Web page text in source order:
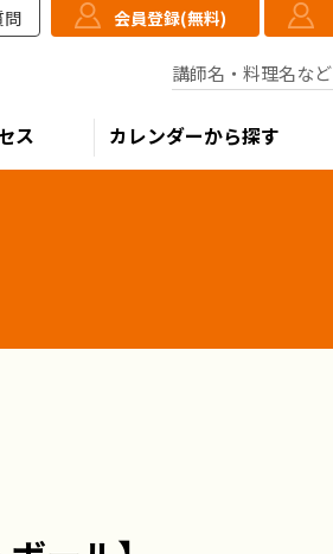
問 会員登録(無料)
講師名・料理名など
ス カレンダーから探す